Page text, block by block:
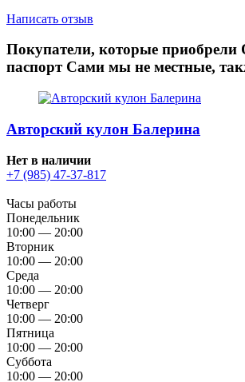
Написать отзыв
Покупатели, которые
паспорт Сами мы не местные,
Авторский кулон Балерина
Нет в наличии
+7 (985) 47-37-817
Часы работы
Понедельник
10:00 — 20:00
Вторник
10:00 — 20:00
Среда
10:00 — 20:00
Четверг
10:00 — 20:00
Пятница
10:00 — 20:00
Суббота
10:00 — 20:00